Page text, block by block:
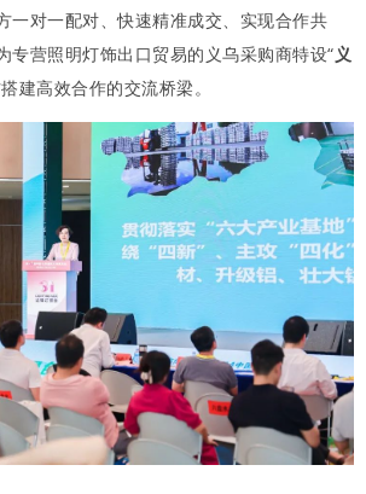
一对一配对、快速精准成交、实现合作共
专营照明灯饰出口贸易的义乌采购商特设“义
建高效合作的交流桥梁。